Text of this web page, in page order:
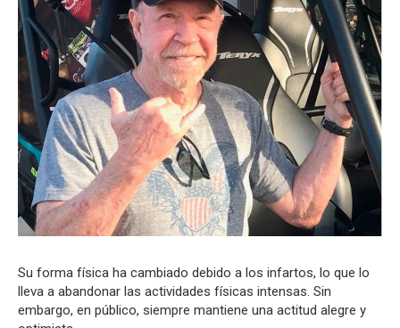
Su forma física ha cambiado debido a los infartos, lo que lo
lleva a abandonar las actividades físicas intensas. Sin
embargo, en público, siempre mantiene una actitud alegre y